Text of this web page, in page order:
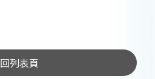
回列表頁